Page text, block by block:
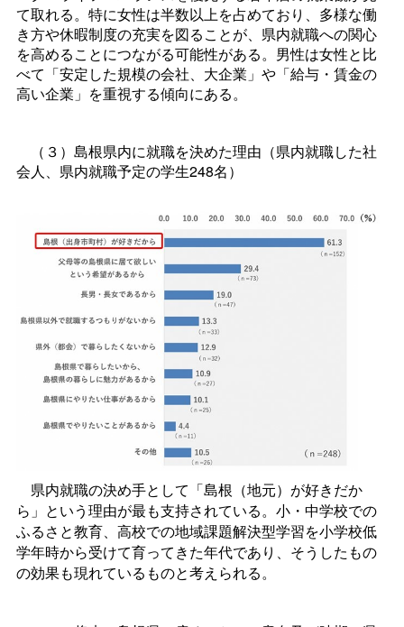
て取れる。特に女性は半数以上を占めており、多様な働
き方や休暇制度の充実を図ることが、県内就職への関心
を高めることにつながる可能性がある。男性は女性と比
べて「安定した規模の会社、大企業」や「給与・賃金の
高い企業」を重視する傾向にある。
（３）島根県内に就職を決めた理由（県内就職した社
会人、県内就職予定の学生248名）
県内就職の決め手として「島根（地元）が好きだか
ら」という理由が最も支持されている。小・中学校での
ふるさと教育、高校での地域課題解決型学習を小学校低
学年時から受けて育ってきた年代であり、そうしたもの
の効果も現れているものと考えられる。